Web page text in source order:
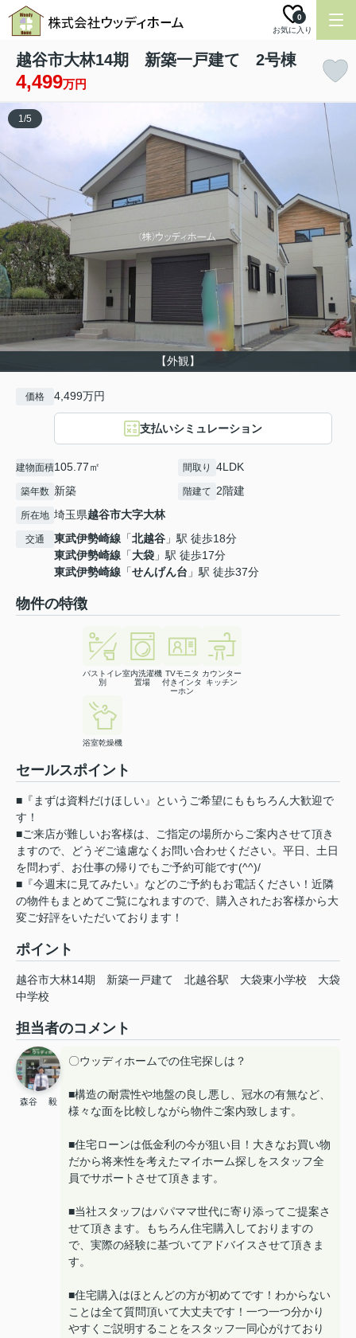
お気に入り
0
越谷市大林14期 新築一戸建て 2号棟
4,499万円
【外観】
1/5
価格 4,499万円
支払いシミュレーション
建物面積105.77㎡ 間取り 4LDK
築年数 新築 階建て 2階建
所在地 埼玉県越谷市大字大林
交通 東武伊勢崎線 「北越谷 」駅 徒歩18分
東武伊勢崎線 「大袋 」駅 徒歩17分
東武伊勢崎線 「せんげん台 」駅 徒歩37分
物件の特徴
バストイレ
別
室内洗濯機
置場
TVモニタ
付きインタ
ーホン
カウンター
キッチン
浴室乾燥機
セールスポイント
■『まずは資料だけほしい』というご希望にももちろん大歓迎で
す！
■ご来店が難しいお客様は、ご指定の場所からご案内させて頂き
ますので、どうぞご遠慮なくお問い合わせください。平日、土日
を問わず、お仕事の帰りでもご予約可能です(^^)/
■『今週末に見てみたい』などのご予約もお電話ください！近隣
の物件もまとめてご覧になれますので、購入されたお客様から大
変ご好評をいただいております！
ポイント
越谷市大林14期 新築一戸建て 北越谷駅 大袋東小学校
大袋
中学校
担当者のコメント
森谷 毅
〇ウッディホームでの住宅探しは？
■構造の耐震性や地盤の良し悪し、冠水の有無など、
様々な面を比較しながら物件ご案内致します。
■住宅ローンは低金利の今が狙い目！大きなお買い物
だから将来性を考えたマイホーム探しをスタッフ全
員でサポートさせて頂きます。
■当社スタッフはパパママ世代に寄り添ってご提案さ
せて頂きます。もちろん住宅購入しておりますの
で、実際の経験に基づいてアドバイスさせて頂きま
す。
■住宅購入はほとんどの方が初めてです！わからない
ことは全て質問頂いて大丈夫です！一つ一つ分かり
やすくご説明することをスタッフ一同心がけており